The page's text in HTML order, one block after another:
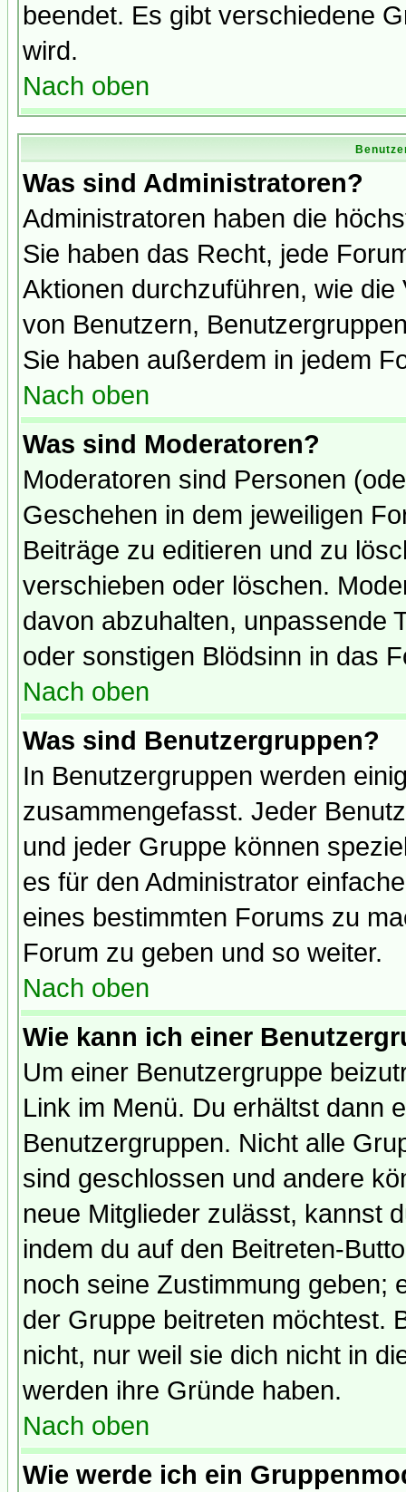
beendet. Es gibt verschiedene
wird.
Nach oben
Was sind Administratoren?
Administratoren haben die
Sie haben das Recht, jede
Aktionen durchzuführen, wie
von Benutzern,
Sie haben außerdem in jedem
Nach oben
Was sind Moderatoren?
Moderatoren sind Personen
Geschehen in dem jeweiligen
Beiträge zu editieren und zu
verschieben oder löschen.
davon abzuhalten, unpassende
oder sonstigen Blödsinn in das
Nach oben
Was sind Benutzergruppen?
In Benutzergruppen werden
zusammengefasst. Jeder
und jeder Gruppe können
es für den Administrator
eines bestimmten Forums zu
Forum zu geben und so weiter.
Nach oben
Wie kann ich einer
Um einer Benutzergruppe
Link im Menü. Du erhältst dann
Benutzergruppen. Nicht alle
sind geschlossen und andere
neue Mitglieder zulässt, kannst
indem du auf den Beitreten-
noch seine Zustimmung geben;
der Gruppe beitreten möchtest.
nicht, nur weil sie dich nicht in
werden ihre Gründe haben.
Nach oben
Wie werde ich ein